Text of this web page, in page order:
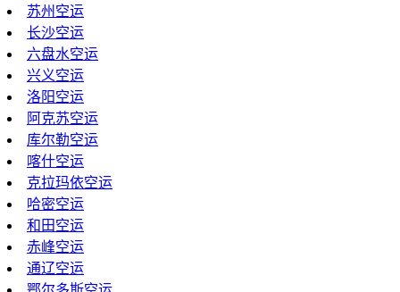
苏州空运
长沙空运
六盘水空运
兴义空运
洛阳空运
阿克苏空运
库尔勒空运
喀什空运
克拉玛依空运
哈密空运
和田空运
赤峰空运
通辽空运